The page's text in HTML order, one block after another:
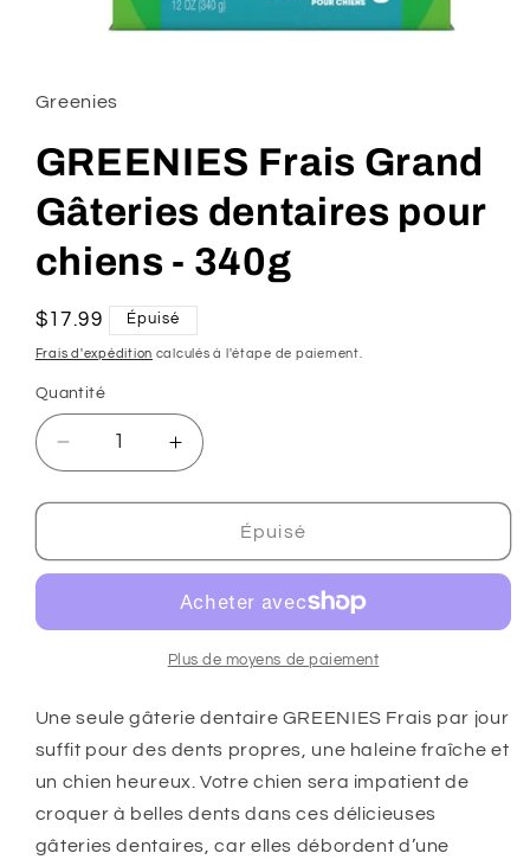
1
dans
fenêtre
modale
Greenies
GREENIES Frais Grand
Gâteries dentaires pour
chiens - 340g
Prix
habituel
$17.99 Épuisé
Frais d'expédition calculés à l'étape de paiement.
Quantité
Réduire
la
quantité
GREENIES
Gâteries
chiens
-
340g
Augmenter
la
quantité
GREENIES
Grand
Gâteries
dentaires
chiens
-
Épuisé
Plus de moyens de paiement
Une seule gâterie dentaire GREENIES Frais par jour
suffit pour des dents propres, une haleine fraîche et
un chien heureux. Votre chien sera impatient de
croquer à belles dents dans ces délicieuses
gâteries dentaires, car elles débordent d’une